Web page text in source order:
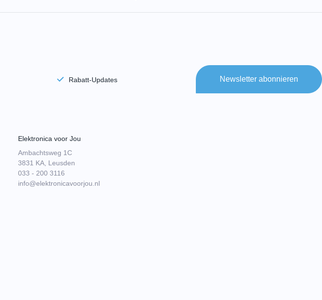
Rabatt-Updates Newsletter abonnieren
Elektronica voor Jou
Ambachtsweg 1C
3831 KA, Leusden
033 - 200 3116
info@elektronicavoorjou.nl